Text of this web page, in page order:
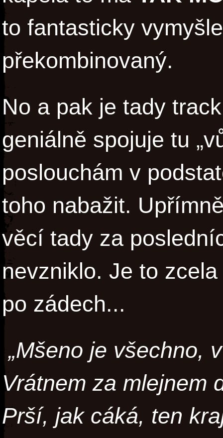
to fantasticky
překombinovaný.
No a pak je tady
geniálně spojuje tu
poslouchám v
toho nabažit.
věcí tady za
nevzniklo. Je to
po zádech...
„Mšeno je všechno,
Vrátnem za mlejnem
Prší, jak cáká, ten